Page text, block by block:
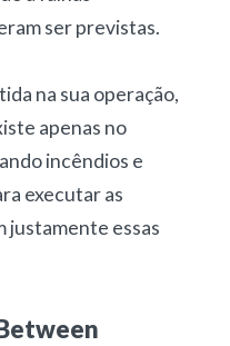
ser previstas.
na sua operação,
apenas no
incêndios e
executar as
justamente essas